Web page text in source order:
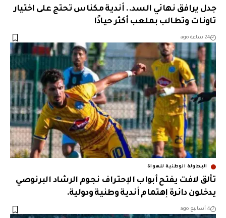
جدل يرافق نهائي السد.. أندية مكناس تحتج على اختيار
تاونات وتطالب بملعب أكثر حيادًا
24 ساعة ago
البطولة الوطنية للهواة
تألق لافت يفتح أبواب الإحتراف نجوم الرشاد البرنوصي
يدخلون دائرة إهتمام أندية وطنية ودولية.
4 أسابيع ago